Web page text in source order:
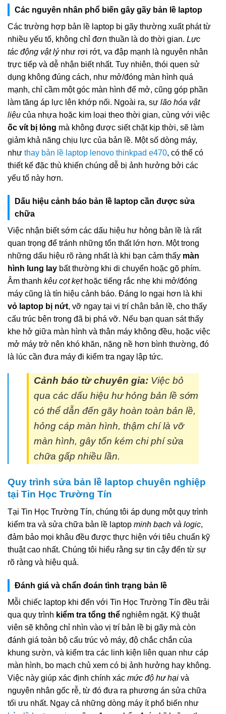
Các nguyên nhân phổ biến gây gãy bản lề laptop
Các trường hợp bản lề laptop bị gãy thường xuất phát từ
nhiều yếu tố, không chỉ đơn thuần là do thời gian. Lực
tác động vật lýnhư rơi rớt, va đập mạnh là nguyên nhân
trực tiếp và dễ nhận biết nhất. Tuy nhiên, thói quen sử
dụng không đúng cách, như mở/đóng màn hình quá
mạnh, chỉ cầm một góc màn hình để mở, cũng góp phần
làm tăng áp lực lên khớp nối. Ngoài ra, sự lão hóa vật
liệu của nhựa hoặc kim loại theo thời gian, cùng với việc
ốc vít bị lỏng mà không được siết chặt kịp thời, sẽ làm
giảm khả năng chịu lực của bản lề. Một số dòng máy,
như thay bản lề laptop lenovo thinkpad e470, có thể có
thiết kế đặc thù khiến chúng dễ bị ảnh hưởng bởi các
yếu tố này hơn.
Dấu hiệu cảnh báo bản lề laptop cần được sửa
chữa
Việc nhận biết sớm các dấu hiệu hư hỏng bản lề là rất
quan trọng để tránh những tổn thất lớn hơn. Một trong
những dấu hiệu rõ ràng nhất là khi bạn cảm thấy màn
hình lung lay bất thường khi di chuyển hoặc gõ phím.
Âm thanh kêu cọt kẹthoặc tiếng rắc nhẹ khi mở/đóng
máy cũng là tín hiệu cảnh báo. Đáng lo ngại hơn là khi
vỏ laptop bị nứt, vỡ ngay tại vị trí chân bản lề, cho thấy
cấu trúc bên trong đã bị phá vỡ. Nếu bạn quan sát thấy
khe hở giữa màn hình và thân máy không đều, hoặc việc
mở máy trở nên khó khăn, nặng nề hơn bình thường, đó
là lúc cần đưa máy đi kiểm tra ngay lập tức.
Cảnh báo từ chuyên gia: Việc bỏ
qua các dấu hiệu hư hỏng bản lề sớm
có thể dẫn đến gãy hoàn toàn bản lề,
hỏng cáp màn hình, thậm chí là vỡ
màn hình, gây tốn kém chi phí sửa
chữa gấp nhiều lần.
Quy trình sửa bản lề laptop chuyên nghiệp
tại Tin Học Trường Tín
Tại Tin Học Trường Tín, chúng tôi áp dụng một quy trình
kiểm tra và sửa chữa bản lề laptop minh bạch và logic,
đảm bảo mọi khâu đều được thực hiện với tiêu chuẩn kỹ
thuật cao nhất. Chúng tôi hiểu rằng sự tin cậy đến từ sự
rõ ràng và hiệu quả.
Đánh giá và chẩn đoán tình trạng bản lề
Mỗi chiếc laptop khi đến với Tin Học Trường Tín đều trải
qua quy trình kiểm tra tổng thể nghiêm ngặt. Kỹ thuật
viên sẽ không chỉ nhìn vào vị trí bản lề bị gãy mà còn
đánh giá toàn bộ cấu trúc vỏ máy, độ chắc chắn của
khung sườn, và kiểm tra các linh kiện liên quan như cáp
màn hình, bo mạch chủ xem có bị ảnh hưởng hay không.
Việc này giúp xác định chính xác mức độ hư hại và
nguyên nhân gốc rễ, từ đó đưa ra phương án sửa chữa
tối ưu nhất. Ngay cả những dòng máy ít phổ biến như